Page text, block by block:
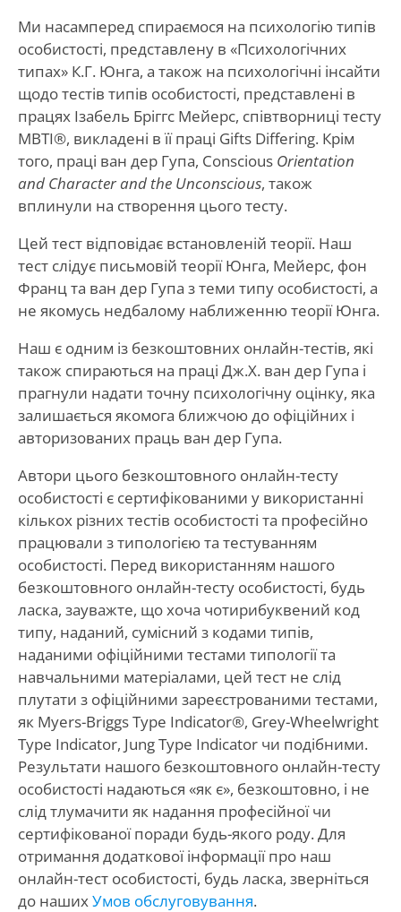
Ми насамперед спираємося на психологію типів
особистості, представлену в «Психологічних
типах» К.Г. Юнга, а також на психологічні інсайти
щодо тестів типів особистості, представлені в
працях Ізабель Бріггс Мейерс, співтворниці тесту
MBTI®, викладені в її праці Gifts Differing. Крім
того, праці ван дер Гупа, Conscious Orientation
and Character and the Unconscious, також
вплинули на створення цього тесту.
Цей тест відповідає встановленій теорії. Наш
тест слідує письмовій теорії Юнга, Мейерс, фон
Франц та ван дер Гупа з теми типу особистості, а
не якомусь недбалому наближенню теорії Юнга.
Наш є одним із безкоштовних онлайн-тестів, які
також спираються на праці Дж.Х. ван дер Гупа і
прагнули надати точну психологічну оцінку, яка
залишається якомога ближчою до офіційних і
авторизованих праць ван дер Гупа.
Автори цього безкоштовного онлайн-тесту
особистості є сертифікованими у використанні
кількох різних тестів особистості та професійно
працювали з типологією та тестуванням
особистості. Перед використанням нашого
безкоштовного онлайн-тесту особистості, будь
ласка, зауважте, що хоча чотирибуквений код
типу, наданий, сумісний з кодами типів,
наданими офіційними тестами типології та
навчальними матеріалами, цей тест не слід
плутати з офіційними зареєстрованими тестами,
як Myers-Briggs Type Indicator®, Grey-Wheelwright
Type Indicator, Jung Type Indicator чи подібними.
Результати нашого безкоштовного онлайн-тесту
особистості надаються «як є», безкоштовно, і не
слід тлумачити як надання професійної чи
сертифікованої поради будь-якого роду. Для
отримання додаткової інформації про наш
онлайн-тест особистості, будь ласка, зверніться
до нашихУмов обслуговування.